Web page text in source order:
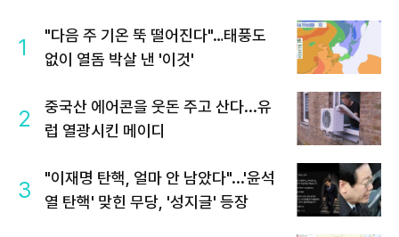
1
"다음 주 기온 뚝 떨어진다"…태풍도
없이 열돔 박살 낸 '이것'
2
중국산 에어콘을 웃돈 주고 산다...유
럽 열광시킨 메이디
3
"이재명 탄핵, 얼마 안 남았다"...'윤석
열 탄핵' 맞힌 무당, '성지글' 등장